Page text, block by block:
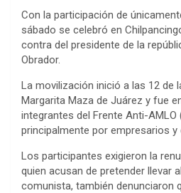
Con la participación de
sábado se celebró en
contra del presidente de la
Obrador.
La movilización inició a las 12 de
Margarita Maza de Juárez y fue
integrantes del Frente Anti-AMLO
principalmente por empresarios
Los participantes exigieron la
quien acusan de pretender llevar
comunista, también denunciaron